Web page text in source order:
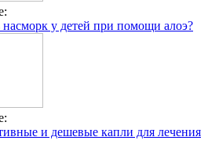
у детей при помощи алоэ?
и дешевые капли для лечения